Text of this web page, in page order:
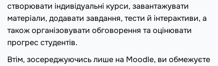
створювати індивідуальні курси, завантажувати
матеріали, додавати завдання, тести й інтерактиви, а
також організовувати обговорення та оцінювати
прогрес студентів.
Втім, зосереджуючись лише на Moodle, ви обмежуєте